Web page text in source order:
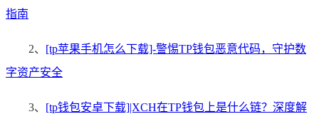
指南
2、 [tp苹果手机怎么下载]-警惕TP钱包恶意代码，守护数
字资产安全
3、 [tp钱包安卓下载]|XCH在TP钱包上是什么链？深度解